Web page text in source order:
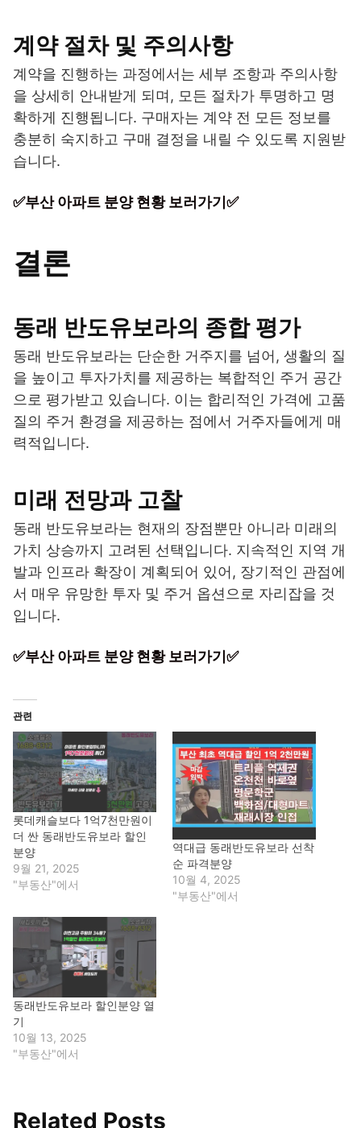
계약 절차 및 주의사항
계약을 진행하는 과정에서는 세부 조항과 주의사항
을 상세히 안내받게 되며, 모든 절차가 투명하고 명
확하게 진행됩니다. 구매자는 계약 전 모든 정보를
충분히 숙지하고 구매 결정을 내릴 수 있도록 지원받
습니다.
✅부산 아파트 분양 현황 보러가기✅
결론
동래 반도유보라의 종합 평가
동래 반도유보라는 단순한 거주지를 넘어, 생활의 질
을 높이고 투자가치를 제공하는 복합적인 주거 공간
으로 평가받고 있습니다. 이는 합리적인 가격에 고품
질의 주거 환경을 제공하는 점에서 거주자들에게 매
력적입니다.
미래 전망과 고찰
동래 반도유보라는 현재의 장점뿐만 아니라 미래의
가치 상승까지 고려된 선택입니다. 지속적인 지역 개
발과 인프라 확장이 계획되어 있어, 장기적인 관점에
서 매우 유망한 투자 및 주거 옵션으로 자리잡을 것
입니다.
✅부산 아파트 분양 현황 보러가기✅
관련
롯데캐슬보다 1억7천만원이
더 싼 동래반도유보라 할인
분양
9월 21, 2025
"부동산"에서
역대급 동래반도유보라 선착
순 파격분양
10월 4, 2025
"부동산"에서
동래반도유보라 할인분양 열
기
10월 13, 2025
"부동산"에서
Related Posts